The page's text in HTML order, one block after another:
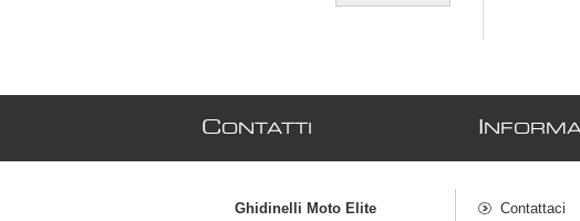
CONTATTI
Ghidinelli Moto Elite Contattaci